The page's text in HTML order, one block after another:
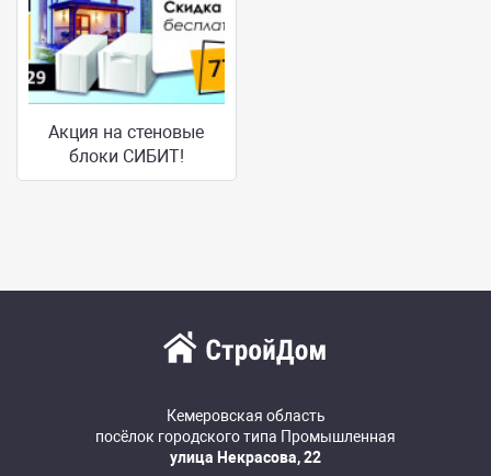
Акция на стеновые
блоки СИБИТ!
Кемеровская область
посёлок городского типа Промышленная
улица Некрасова, 22